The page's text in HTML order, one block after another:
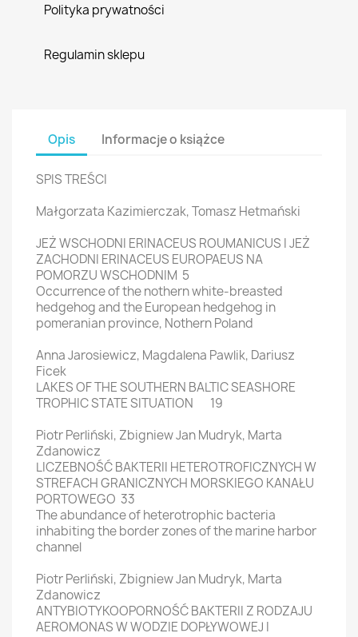
Polityka prywatności
Regulamin sklepu
Opis Informacje o książce
SPIS TREŚCI
Małgorzata Kazimierczak, Tomasz Hetmański
JEŻ WSCHODNI ERINACEUS ROUMANICUS I JEŻ
ZACHODNI ERINACEUS EUROPAEUS NA
POMORZU WSCHODNIM 5
Occurrence of the nothern white-breasted
hedgehog and the European hedgehog in
pomeranian province, Nothern Poland
Anna Jarosiewicz, Magdalena Pawlik, Dariusz
Ficek
LAKES OF THE SOUTHERN BALTIC SEASHORE
TROPHIC STATE SITUATION 19
Piotr Perliński, Zbigniew Jan Mudryk, Marta
Zdanowicz
LICZEBNOŚĆ BAKTERII HETEROTROFICZNYCH W
STREFACH GRANICZNYCH MORSKIEGO KANAŁU
PORTOWEGO 33
The abundance of heterotrophic bacteria
inhabiting the border zones of the marine harbor
channel
Piotr Perliński, Zbigniew Jan Mudryk, Marta
Zdanowicz
ANTYBIOTYKOOPORNOŚĆ BAKTERII Z RODZAJU
AEROMONAS W WODZIE DOPŁYWOWEJ I